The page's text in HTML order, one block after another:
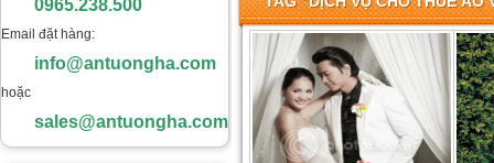
0965.238.500
Email đặt hàng:
info@antuongha.com
hoặc
sales@antuongha.com